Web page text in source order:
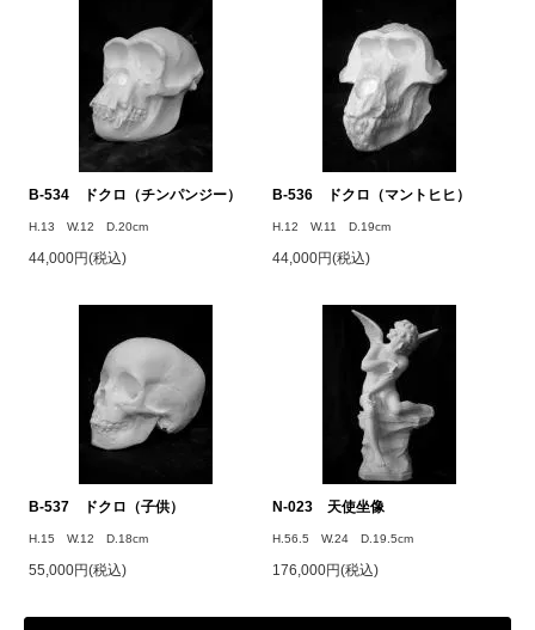
B-534 ドクロ（チンパンジー）
H.13 W.12 D.20cm
44,000円(税込)
B-536 ドクロ（マントヒヒ）
H.12 W.11 D.19cm
44,000円(税込)
B-537 ドクロ（子供）
H.15 W.12 D.18cm
55,000円(税込)
N-023 天使坐像
H.56.5 W.24 D.19.5cm
176,000円(税込)